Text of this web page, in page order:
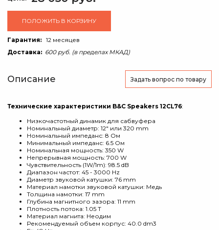
ПОЛОЖИТЬ В КОРЗИНУ
Гарантия: 12 месяцев
Доставка: 600 руб. (в пределах МКАД)
Описание Задать вопрос по товару
Технические характеристики B&C Speakers 12CL76:
Низкочастотный динамик для сабвуфера
Номинальный диаметр: 12" или 320 mm
Номинальный импеданс: 8 Ом
Минимальный импеданс: 6.5 Ом
Номинальная мощность: 350 W
Непрерывная мощность: 700 W
Чувствительность (1W/1m): 98.5 dB
Диапазон частот: 45 - 3000 Hz
Диаметр звуковой катушки: 76 mm
Материал намотки звуковой катушки: Медь
Толщина намотки: 17 mm
Глубина магнитного зазора: 11 mm
Плотность потока: 1.05 T
Материал магнита: Неодим
Рекомендуемый объем корпус: 40.0 dm3